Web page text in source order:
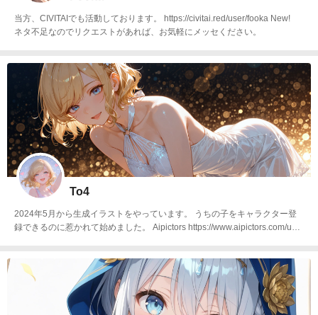
当方、CIVITAIでも活動しております。 https://civitai.red/user/fooka New!
ネタ不足なのでリクエストがあれば、お気軽にメッセください。
To4
2024年5月から生成イラストをやっています。 うちの子をキャラクター登
録できるのに惹かれて始めました。 Aipictors https://www.aipictors.com/user